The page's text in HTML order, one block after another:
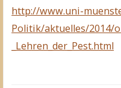
http://www.uni-
Politik/aktuelles/2014/
_Lehren_der_Pest.html